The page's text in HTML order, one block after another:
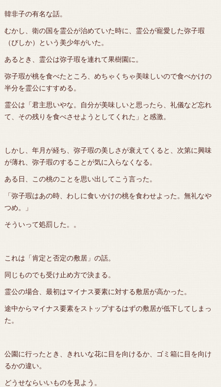
韓非子の有名な話。
むかし、衛の国を霊公が治めていた時に、霊公が寵愛した弥子瑕
（びしか）という美少年がいた。
あるとき、霊公は弥子瑕を連れて果樹園に。
弥子瑕が桃を食べたところ、めちゃくちゃ美味しいので食べかけの
半分を霊公にすすめる。
霊公は「君主思いやな。自分が美味しいと思ったら、礼儀など忘れ
て、その残りを食べさせようとしてくれた」と感激。
しかし、年月が経ち、弥子瑕の美しさが衰えてくると、次第に興味
が薄れ、弥子瑕のすることが気に入らなくなる。
ある日、この桃のことを思い出してこう言った。
「弥子瑕はあの時、わしに食いかけの桃を食わせよった。無礼なや
つめ。」
そういって処罰した。。
これは「肯定と否定の敷居」の話。
同じものでも受け止め方で決まる。
霊公の場合、最初はマイナス要素に対する敷居が高かった。
途中からマイナス要素をストップするはずの敷居が低下してしまっ
た。
公園に行ったとき、きれいな花に目を向けるか、ゴミ箱に目を向け
るかの違い。
どうせならいいものを見よう。